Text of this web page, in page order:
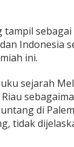
Indonesia
ini.
sejarah
di
tidak